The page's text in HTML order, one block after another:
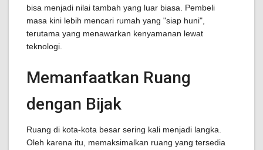
bisa menjadi nilai tambah yang luar biasa. Pembeli
masa kini lebih mencari rumah yang "siap huni",
terutama yang menawarkan kenyamanan lewat
teknologi.
Memanfaatkan Ruang
dengan Bijak
Ruang di kota-kota besar sering kali menjadi langka.
Oleh karena itu, memaksimalkan ruang yang tersedia